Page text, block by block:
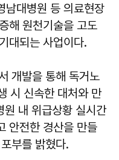
남대병원 등 의료현장
해 원천기술을 고도
대되는 사업이다.
개발을 통해 독거노
시 신속한 대처와 만
원 내 위급상황 실시간
안전한 경산을 만들
부를 밝혔다.